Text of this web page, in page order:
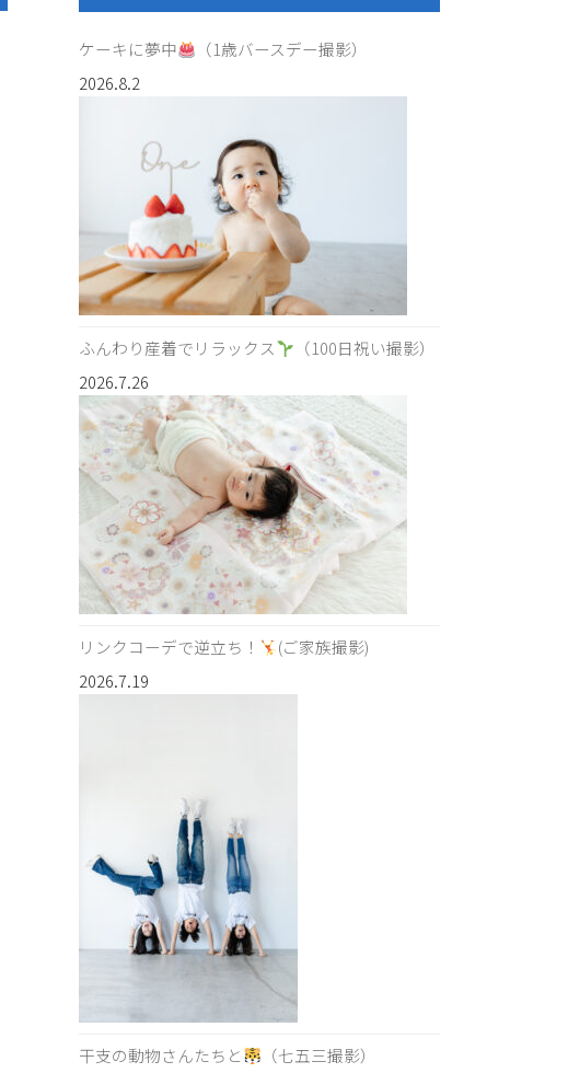
ケーキに夢中
（1歳バースデー撮影）
2026.8.2
ふんわり産着でリラックス
（100日祝い撮影）
2026.7.26
リンクコーデで逆立ち！
(ご家族撮影)
2026.7.19
干支の動物さんたちと
（七五三撮影）